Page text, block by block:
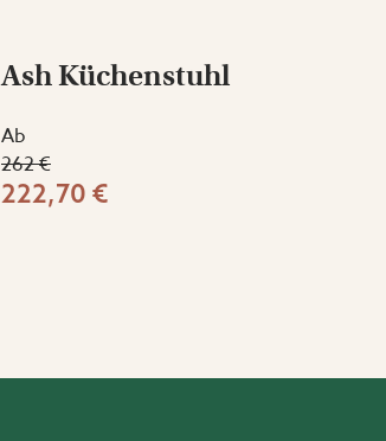
Ash Küchenstuhl
Ab
262 €
222,70 €